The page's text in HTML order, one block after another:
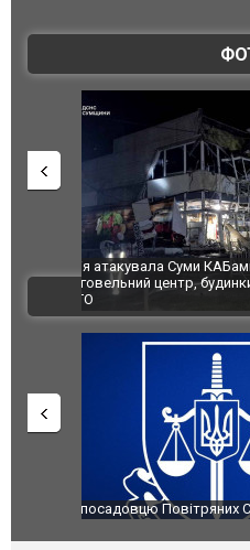
Українські
під час ліквідації
Франції
Сили оборони уразили
атаку. ВІДЕО